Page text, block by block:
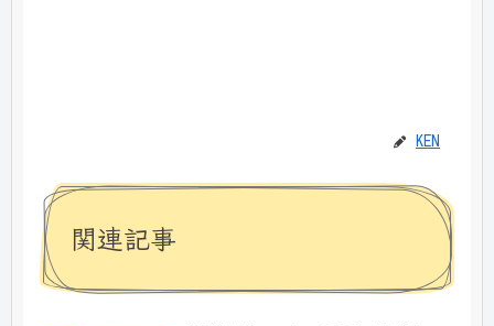
KEN
関連記事